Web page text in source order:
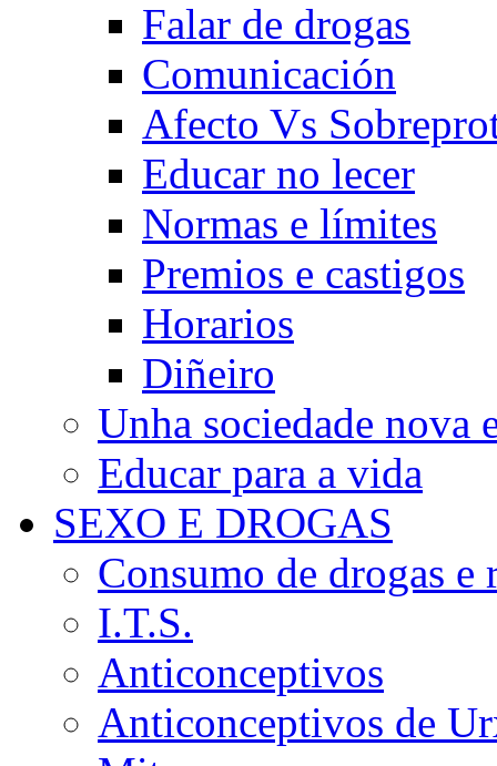
Falar de drogas
Comunicación
Afecto Vs
Educar no lecer
Normas e límites
Premios e castigos
Horarios
Diñeiro
Unha sociedade nova
Educar para a vida
SEXO E DROGAS
Consumo de drogas e
I.T.S.
Anticonceptivos
Anticonceptivos de